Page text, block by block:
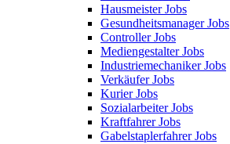
Hausmeister Jobs
Gesundheitsmanager Jobs
Controller Jobs
Mediengestalter Jobs
Industriemechaniker Jobs
Verkäufer Jobs
Kurier Jobs
Sozialarbeiter Jobs
Kraftfahrer Jobs
Gabelstaplerfahrer Jobs